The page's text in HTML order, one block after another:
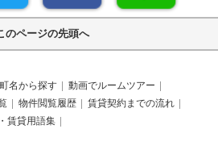
のページの先頭へ
町名から探す
動画でルームツアー
物件閲覧履歴
賃貸契約までの流れ
賃貸用語集